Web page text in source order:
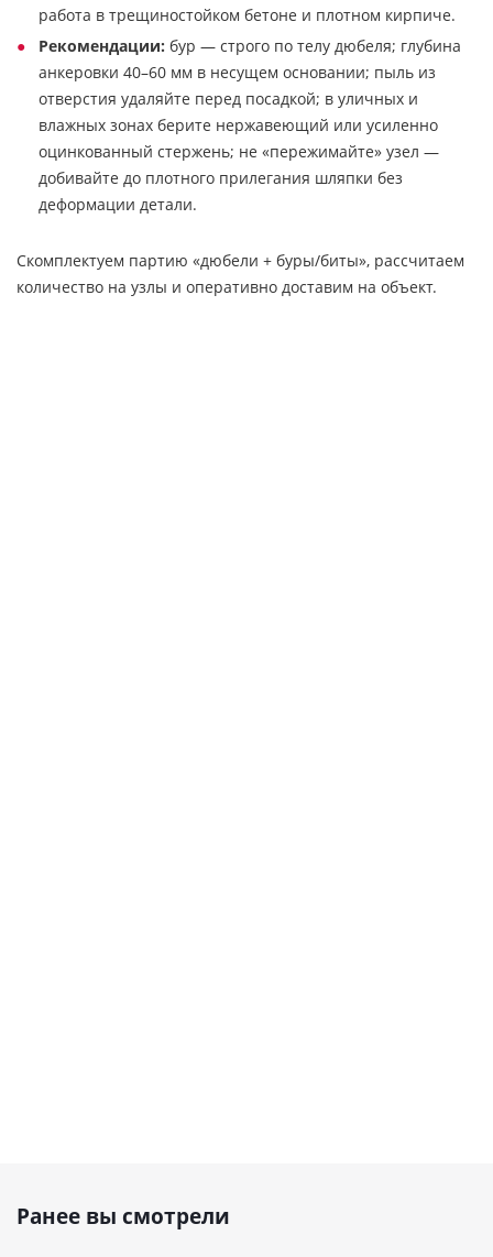
работа в трещиностойком бетоне и плотном кирпиче.
Рекомендации: бур — строго по телу дюбеля; глубина
анкеровки 40–60 мм в несущем основании; пыль из
отверстия удаляйте перед посадкой; в уличных и
влажных зонах берите нержавеющий или усиленно
оцинкованный стержень; не «пережимайте» узел —
добивайте до плотного прилегания шляпки без
деформации детали.
Скомплектуем партию «дюбели + буры/биты», рассчитаем
количество на узлы и оперативно доставим на объект.
Ранее вы смотрели